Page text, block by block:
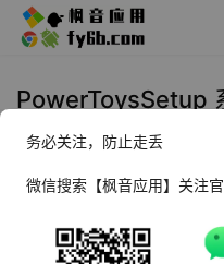
PowerToysSetup
强工
2022
务必关注，防止走丢
微信搜索【枫音应用】关注